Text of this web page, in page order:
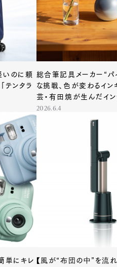
Magazine Official
international Pen tw
いのに頼
テンタラ
総合筆記具メーカー“パ
な挑戦、色が変わるイ
芸・有田焼が生んだイン
2026.6.4
単にキレ
【風が“布団の中”を流